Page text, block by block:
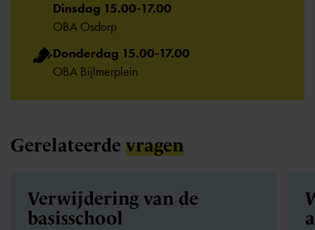
Dinsdag 15.00-17.00
OBA Osdorp
Donderdag 15.00-17.00
OBA Bijlmerplein
Gerelateerde vragen
Verwijdering van de
basisschool